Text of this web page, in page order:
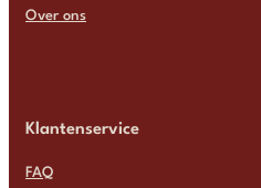
Over ons
Klantenservice
FAQ